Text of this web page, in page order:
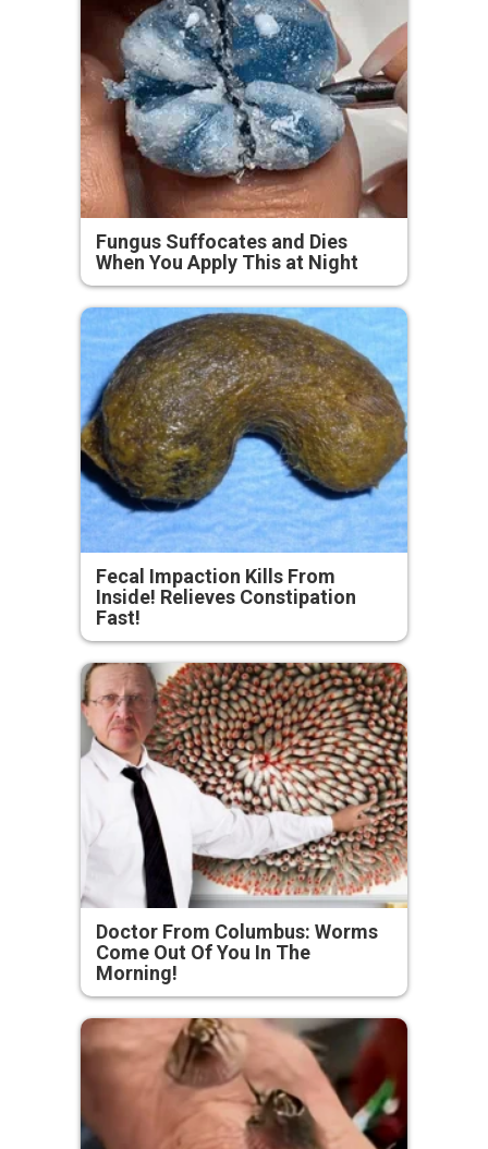
Fungus Suffocates and Dies
When You Apply This at Night
Fecal Impaction Kills From
Inside! Relieves Constipation
Fast!
Doctor From Columbus: Worms
Come Out Of You In The
Morning!